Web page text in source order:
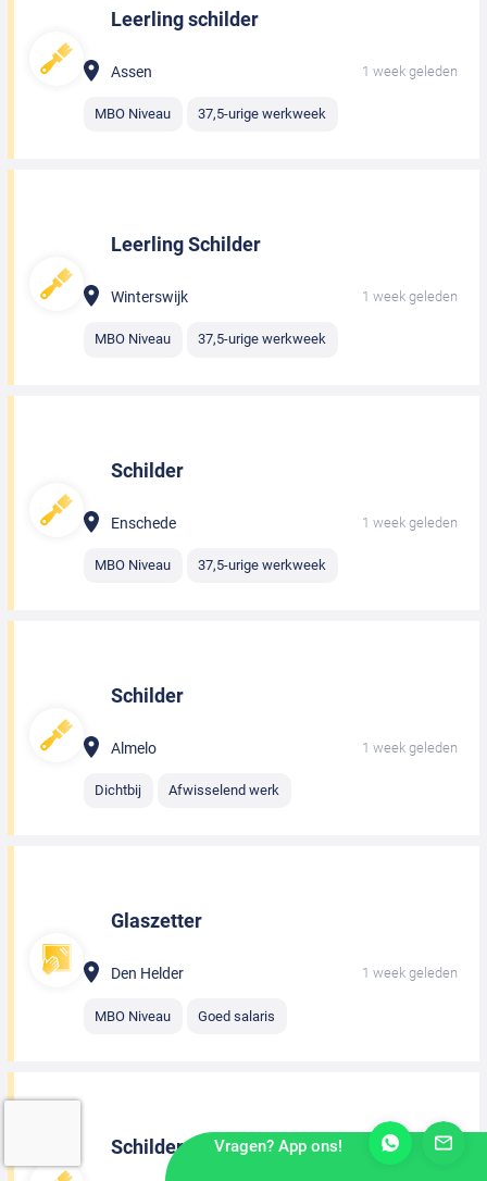
Leerling schilder
Assen 1 week geleden
MBO Niveau 37,5-urige werkweek
Leerling Schilder
Winterswijk 1 week geleden
MBO Niveau 37,5-urige werkweek
Schilder
Enschede 1 week geleden
MBO Niveau 37,5-urige werkweek
Schilder
Almelo 1 week geleden
Dichtbij Afwisselend werk
Glaszetter
Den Helder 1 week geleden
MBO Niveau Goed salaris
Schilder Vragen? App ons!